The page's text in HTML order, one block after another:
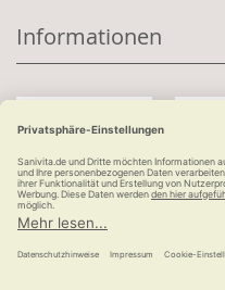
Informationen
Kauf auf Rechnung